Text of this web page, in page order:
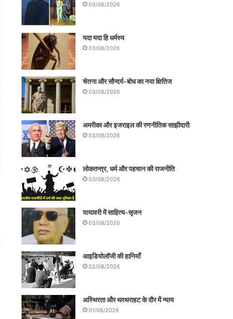
03/08/2026
यदा यदा हि धर्मस्य
03/08/2026
चेतना और सौन्दर्य-बोध का नया क्षितिज
03/08/2026
अमरीका और इजराइल की रणनीतिक साझीदारी
03/08/2026
लोकतन्त्र, धर्म और पहचान की राजनीति
03/08/2026
यायावरी में साहित्य-सृजन
03/08/2026
आइडियोलॉजी की हानियाँ
02/08/2026
अस्थिरता और थरथराहट के दौर में न्याय
01/08/2026